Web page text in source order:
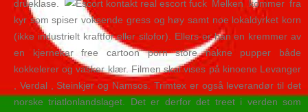
drueklase.
Melken kommer fra
kyr som spiser voksende gress og høy samt noe lokaldyrket korn
(ikke industrielt kraftfor eller silofor). Ellers er han en kremmer av
en kjernekar free cartoon porn store nakne pupper både
kokkelerer og vasker klær. Filmen skal vises på kinoene Levanger
, Verdal , Steinkjer og Namsos. Trimtex er også leverandør til det
norske triatlonlandslaget. Det er derfor det treet i verden som